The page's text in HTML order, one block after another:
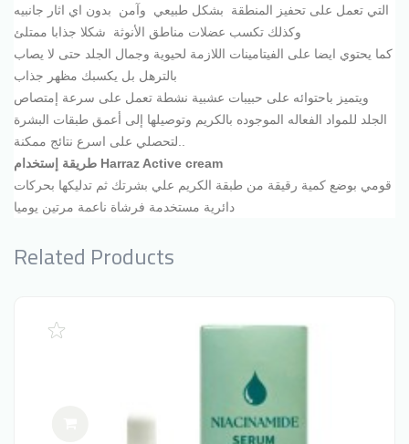
التي تعمل على تحفيز المنطقة بشكل طبيعي وآمن بدون اي اثار جانبيه
كما يحتوي ايضا على الفيتامينات اللازمة لحيوية وجمال الجلد حتى لا يصاب
ويتميز باحتوائه على حبيبات عشبية نشطة تعمل على سرعة إمتصاص
الجلد للمواد الفعاله الموجوده بالكريم وتوصيلها إلى أعمق طبقات البشرة
طريقة إستخدام Harraz Active cream
قومي بوضع كمية رقيقة من طبقة الكريم علي بشرتك ثم تدليكها بحركات
Related Products